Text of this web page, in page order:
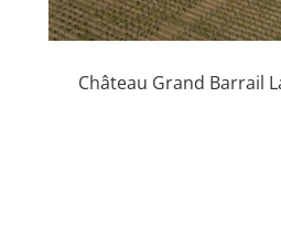
Château Grand Barrail